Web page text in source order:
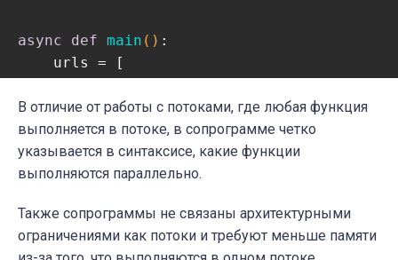
async def main () :
    urls = [
"https://docs.python.org/",
"https://wikipedia.org",
"https://imdb.com",
"https://google.com"
    logging.info(
"************ Starting
В отличие от работы с потоками, где любая функция
выполняется в потоке, в сопрограмме четко
указывается в синтаксисе, какие функции
выполняются параллельно.
Также сопрограммы не связаны архитектурными
ограничениями как потоки и требуют меньше памяти